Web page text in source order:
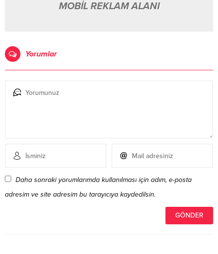
MOBİL REKLAM ALANI
Yorumlar
Daha sonraki yorumlarımda kullanılması için adım, e-posta
adresim ve site adresim bu tarayıcıya kaydedilsin.